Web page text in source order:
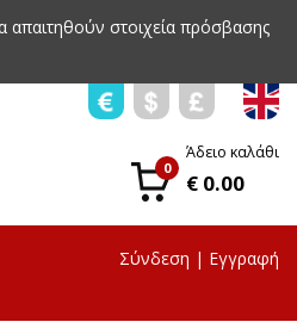
απαιτηθούν στοιχεία πρόσβασης
0
Άδειο καλάθι
€ 0.00
Σύνδεση | Εγγραφή